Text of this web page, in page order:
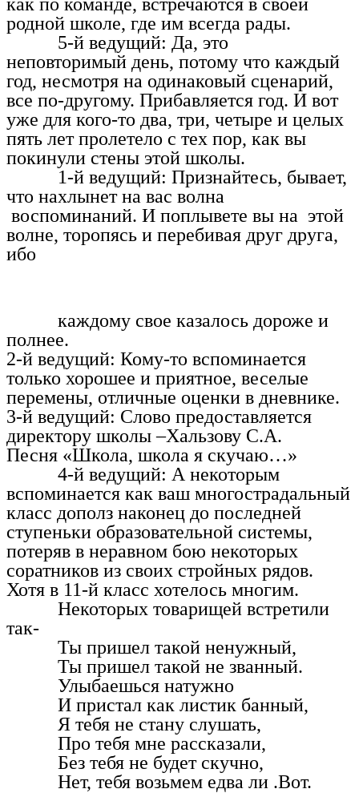
как по команде, встречаются в своей
родной школе, где им всегда рады.
5-й ведущий: Да, это
неповторимый день, потому что каждый
год, несмотря на одинаковый сценарий,
все по-другому. Прибавляется год. И вот
уже для кого-то два, три, четыре и целых
пять лет пролетело с тех пор, как вы
покинули стены этой школы.
1-й ведущий: Признайтесь, бывает,
что нахлынет на вас волна
воспоминаний. И поплывете вы на этой
волне, торопясь и перебивая друг друга,
ибо
каждому свое казалось дороже и
полнее.
2-й ведущий: Кому-то вспоминается
только хорошее и приятное, веселые
перемены, отличные оценки в дневнике.
3-й ведущий: Слово предоставляется
директору школы –Хальзову С.А.
Песня «Школа, школа я скучаю…»
4-й ведущий: А некоторым
вспоминается как ваш многострадальный
класс дополз наконец до последней
ступеньки образовательной системы,
потеряв в неравном бою некоторых
соратников из своих стройных рядов.
Хотя в 11-й класс хотелось многим.
Некоторых товарищей встретили
так-
Ты пришел такой ненужный,
Ты пришел такой не званный.
Улыбаешься натужно
И пристал как листик банный,
Я тебя не стану слушать,
Про тебя мне рассказали,
Без тебя не будет скучно,
Нет, тебя возьмем едва ли .Вот.